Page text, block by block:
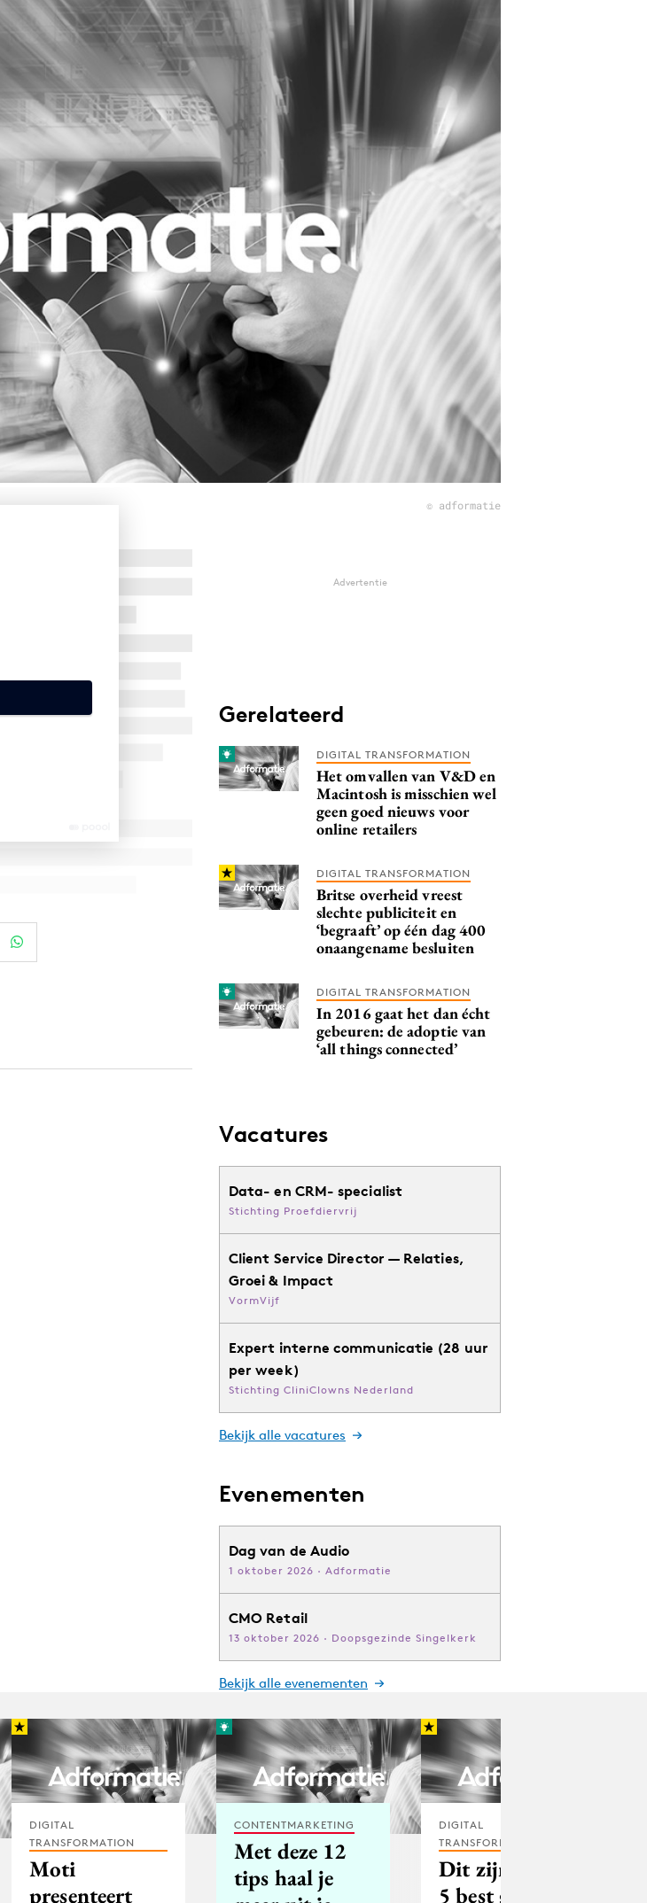
Purpose Marketing
Reputatie & crisis
© adformatie
Advertentie
Gerelateerd
DIGITAL TRANSFORMATION
Het omvallen van V&D en
Macintosh is misschien wel
geen goed nieuws voor
online retailers
DIGITAL TRANSFORMATION
Britse overheid vreest
slechte publiciteit en
‘begraaft’ op één dag 400
onaangename besluiten
DIGITAL TRANSFORMATION
In 2016 gaat het dan écht
gebeuren: de adoptie van
‘all things connected’
Vacatures
Data- en CRM- specialist
Stichting Proefdiervrij
Client Service Director — Relaties,
Groei & Impact
VormVijf
Expert interne communicatie (28 uur
per week)
Stichting CliniClowns Nederland
Bekijk alle vacatures
Evenementen
Dag van de Audio
1 oktober 2026 · Adformatie
CMO Retail
13 oktober 2026 · Doopsgezinde Singelkerk
Bekijk alle evenementen
DIGITAL
TRANSFORMATION
Moti
presenteert
CONTENTMARKETING
Met deze 12
tips haal je
DIGITAL
TRANSFORMATION
Dit zijn ze: de
5 best gelezen